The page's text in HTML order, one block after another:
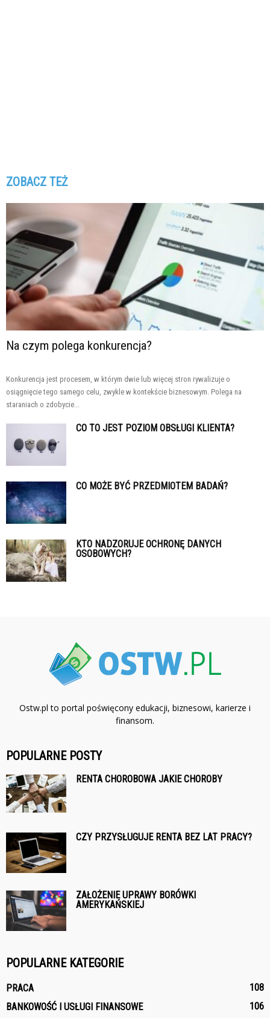
ZOBACZ TEŻ
Na czym polega konkurencja?
Konkurencja jest procesem, w którym dwie lub więcej stron rywalizuje o
osiągnięcie tego samego celu, zwykle w kontekście biznesowym. Polega na
staraniach o zdobycie...
CO TO JEST POZIOM OBSŁUGI KLIENTA?
CO MOŻE BYĆ PRZEDMIOTEM BADAŃ?
KTO NADZORUJE OCHRONĘ DANYCH
OSOBOWYCH?
Ostw.pl to portal poświęcony edukacji, biznesowi, karierze i
finansom.
POPULARNE POSTY
RENTA CHOROBOWA JAKIE CHOROBY
CZY PRZYSŁUGUJE RENTA BEZ LAT PRACY?
ZAŁOŻENIE UPRAWY BORÓWKI
AMERYKAŃSKIEJ
POPULARNE KATEGORIE
PRACA
108
BANKOWOŚĆ I USŁUGI FINANSOWE
106